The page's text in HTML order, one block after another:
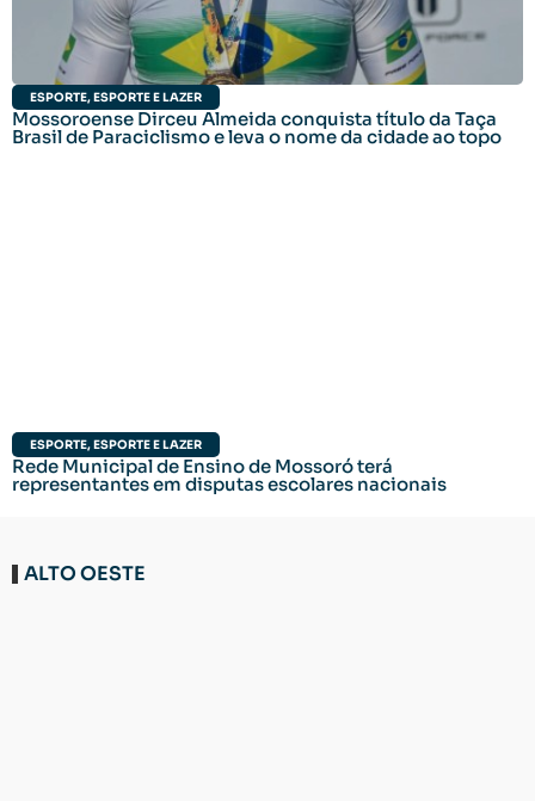
ESPORTE,ESPORTE E LAZER
Mossoroense Dirceu Almeida conquista título da Taça
Brasil de Paraciclismo e leva o nome da cidade ao topo
ESPORTE,ESPORTE E LAZER
Rede Municipal de Ensino de Mossoró terá
representantes em disputas escolares nacionais
ALTO OESTE